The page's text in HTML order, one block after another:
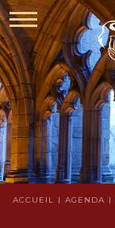
ACCUEIL AGENDA